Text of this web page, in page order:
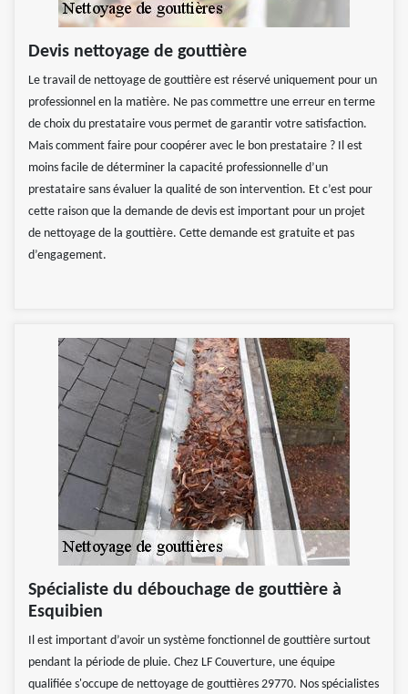
Devis nettoyage de gouttière
Le travail de nettoyage de gouttière est réservé uniquement pour un
professionnel en la matière. Ne pas commettre une erreur en terme
de choix du prestataire vous permet de garantir votre satisfaction.
Mais comment faire pour coopérer avec le bon prestataire ? Il est
moins facile de déterminer la capacité professionnelle d’un
prestataire sans évaluer la qualité de son intervention. Et c’est pour
cette raison que la demande de devis est important pour un projet
de nettoyage de la gouttière. Cette demande est gratuite et pas
d’engagement.
Spécialiste du débouchage de gouttière à
Esquibien
Il est important d’avoir un système fonctionnel de gouttière surtout
pendant la période de pluie. Chez LF Couverture, une équipe
qualifiée s'occupe de nettoyage de gouttières 29770. Nos spécialistes